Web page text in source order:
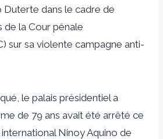
dans le cadre de
de la Cour pénale
sur sa violente campagne anti-
le palais présidentiel a
de 79 ans avait été arrêté ce
Ninoy Aquino de